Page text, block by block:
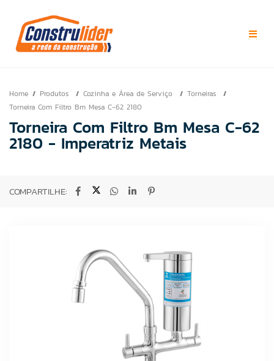
Home Produtos Cozinha e Área de Serviço
Torneiras
Torneira Com Filtro Bm Mesa C-62 2180
Torneira Com Filtro Bm Mesa C-62
2180 - Imperatriz Metais
COMPARTILHE: